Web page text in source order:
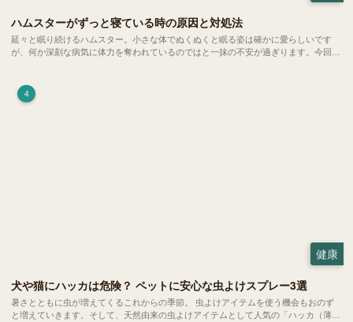
ハムスターがずっと寝ている時の原因と対処法
延々と眠り続けるハムスター。小さな体でぬくぬくと眠る姿は確かに愛らしいです
が、何か深刻な病気に体力を奪われているのではと一抹の不安が過ぎります。今回
4
健康
犬や猫にハッカは危険？ ペットに安心な虫よけスプレー3選
暑さとともに虫が増えてくるこれからの季節。 虫よけアイテムを使う機会もおのず
と増えていきます。そして、天然由来の虫よけアイテムとして人気の「ハッカ（薄